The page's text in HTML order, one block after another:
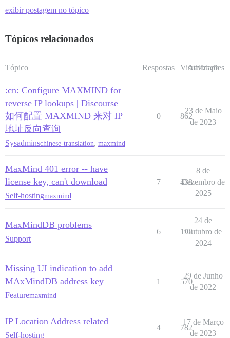
exibir postagem no tópico
Tópicos relacionados
Tópico Respostas Visualizações
Atividade
:cn: Configure MAXMIND for
reverse IP lookups | Discourse
如何配置 MAXMIND 来对 IP
地址反向查询
Sysadminschinese-translation maxmind
0 862
23 de Maio
de 2023
MaxMind 401 error -- have
license key, can't download
Self-hostingmaxmind
7 438
8 de
Dezembro de
2025
MaxMindDB problems
Support
6 192
24 de
Outubro de
2024
Missing UI indication to add
MAxMindDB address key
Featuremaxmind
1 570
29 de Junho
de 2022
IP Location Address related
Self-hosting
4 782
17 de Março
de 2023